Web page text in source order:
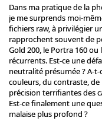
Dans ma pratique de la
je me surprends moi-
fichiers raw, à privilégier
rapprochent souvent de
Gold 200, le Portra 160
récurrents. Est-ce une
neutralité présumée ? A-
couleurs, du contraste,
précision terrifiantes des
Est-ce finalement une
malaise plus profond ?